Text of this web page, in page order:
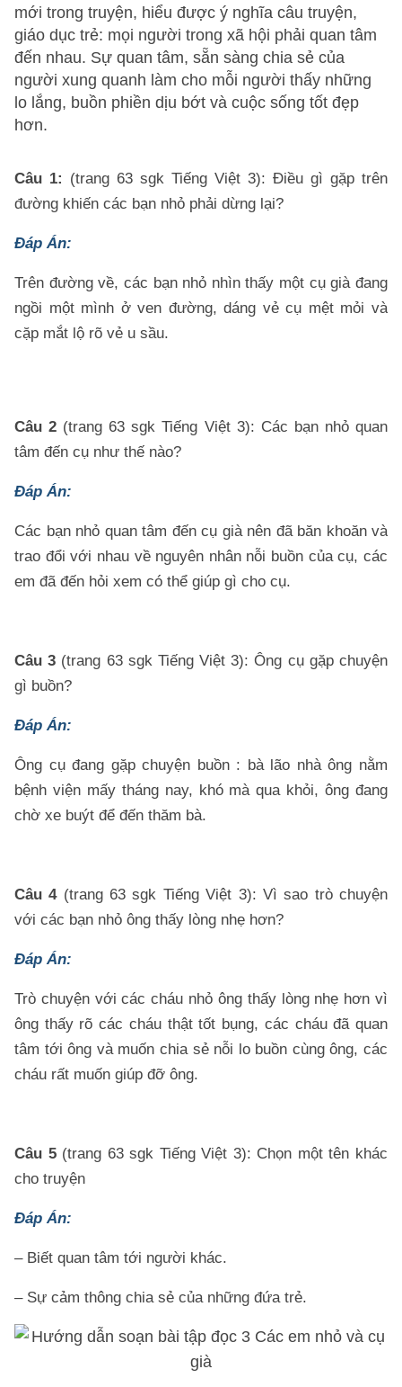
mới trong truyện, hiểu được ý nghĩa câu truyện,
giáo dục trẻ: mọi người trong xã hội phải quan tâm
đến nhau. Sự quan tâm, sẵn sàng chia sẻ của
người xung quanh làm cho mỗi người thấy những
lo lắng, buồn phiền dịu bớt và cuộc sống tốt đẹp
hơn.
Câu 1: (trang 63 sgk Tiếng Việt 3): Điều gì gặp trên
đường khiến các bạn nhỏ phải dừng lại?
Đáp Án:
Trên đường về, các bạn nhỏ nhìn thấy một cụ già đang
ngồi một mình ở ven đường, dáng vẻ cụ mệt mỏi và
cặp mắt lộ rõ vẻ u sầu.
Câu 2 (trang 63 sgk Tiếng Việt 3): Các bạn nhỏ quan
tâm đến cụ như thế nào?
Đáp Án:
Các bạn nhỏ quan tâm đến cụ già nên đã băn khoăn và
trao đổi với nhau về nguyên nhân nỗi buồn của cụ, các
em đã đến hỏi xem có thể giúp gì cho cụ.
Câu 3 (trang 63 sgk Tiếng Việt 3): Ông cụ gặp chuyện
gì buồn?
Đáp Án:
Ông cụ đang gặp chuyện buồn : bà lão nhà ông nằm
bệnh viện mấy tháng nay, khó mà qua khỏi, ông đang
chờ xe buýt để đến thăm bà.
Câu 4(trang 63 sgk Tiếng Việt 3): Vì sao trò chuyện
với các bạn nhỏ ông thấy lòng nhẹ hơn?
Đáp Án:
Trò chuyện với các cháu nhỏ ông thấy lòng nhẹ hơn vì
ông thấy rõ các cháu thật tốt bụng, các cháu đã quan
tâm tới ông và muốn chia sẻ nỗi lo buồn cùng ông, các
cháu rất muốn giúp đỡ ông.
Câu 5(trang 63 sgk Tiếng Việt 3): Chọn một tên khác
cho truyện
Đáp Án:
– Biết quan tâm tới người khác.
– Sự cảm thông chia sẻ của những đứa trẻ.